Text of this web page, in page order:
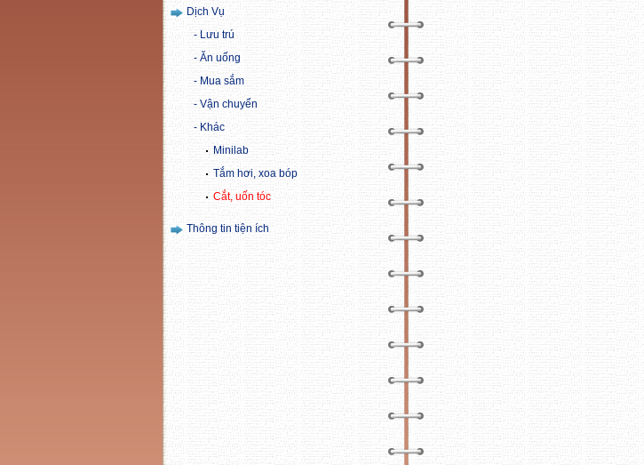
Dịch Vụ
Lưu trú
Ăn uống
Mua sắm
Vận chuyển
Khác
Minilab
Tắm hơi, xoa bóp
Cắt, uốn tóc
Thông tin tiện ích